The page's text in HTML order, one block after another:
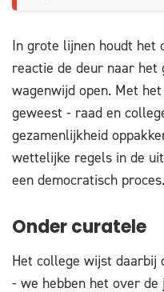
In grote lijnen houdt het
reactie de deur naar het
wagenwijd open. Met
geweest - raad en
gezamenlijkheid
wettelijke regels in de
een democratisch proces.
Onder curatele
Het college wijst daarbij
- we hebben het over de